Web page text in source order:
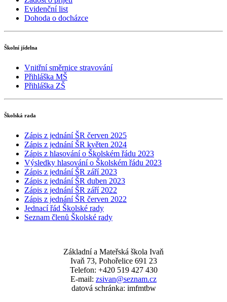
Evidenční list
Dohoda o docházce
Školní jídelna
Vnitřní směrnice stravování
Přihláška MŠ
Přihláška ZŠ
Školská rada
Zápis z jednání ŠR červen 2025
Zápis z jednání ŠR květen 2024
Zápis z hlasování o Školském řádu 2023
Výsledky hlasování o Školském řádu 2023
Zápis z jednání ŠR září 2023
Zápis z jednání ŠR duben 2023
Zápis z jednání ŠR září 2022
Zápis z jednání ŠR červen 2022
Jednací řád Školské rady
Seznam členů Školské rady
Základní a Mateřská škola Ivaň
Ivaň 73, Pohořelice 691 23
Telefon: +420 519 427 430
E-mail: zsivan@seznam.cz
datová schránka: imfmtbw